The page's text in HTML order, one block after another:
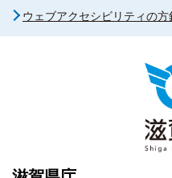
ウェブアクセシビリティの方